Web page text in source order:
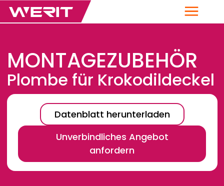
Menü
MONTAGEZUBEHÖR
Plombe für Krokodildeckel
Datenblatt herunterladen
Unverbindliches Angebot
anfordern